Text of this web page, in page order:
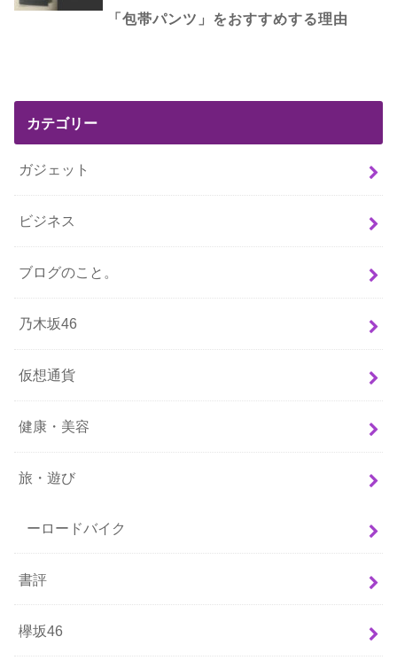
「包帯パンツ」をおすすめする理由
カテゴリー
ガジェット
ビジネス
ブログのこと。
乃木坂46
仮想通貨
健康・美容
旅・遊び
ーロードバイク
書評
欅坂46